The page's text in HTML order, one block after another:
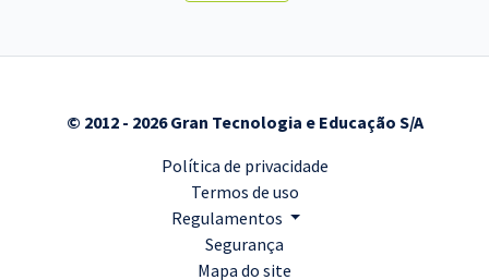
© 2012 - 2026 Gran Tecnologia e Educação S/A
Política de privacidade
Termos de uso
Regulamentos
Segurança
Mapa do site